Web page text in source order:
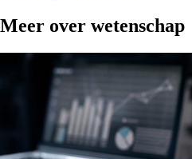
Meer over wetenschap